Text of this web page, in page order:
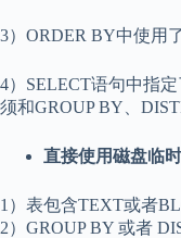
3）ORDER BY中使用
4）SELECT语句中指
须和GROUP BY、
直接使用磁盘临
1）表包含TEXT或者
2）GROUP BY 或者